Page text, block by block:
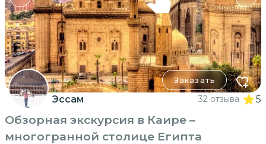
Заказать
Эссам 32 отзыва 5
Обзорная экскурсия в Каире –
многогранной столице Египта